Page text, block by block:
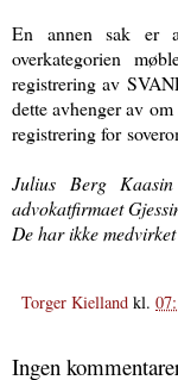
En annen sak er
overkategorien
registrering av
dette avhenger av
registrering for
Julius Berg
advokatfirmaet
De har ikke
Torger Kielland kl.
Ingen